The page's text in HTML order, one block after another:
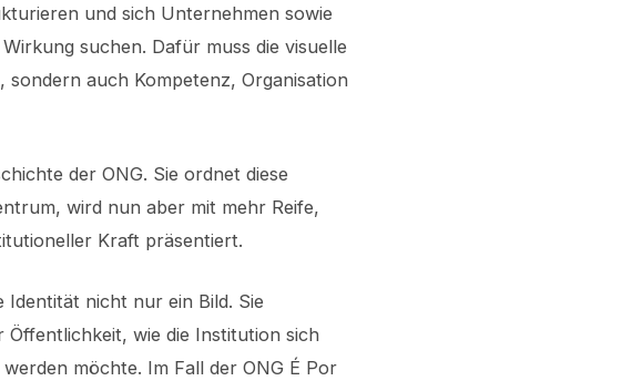
und sich Unternehmen sowie
suchen. Dafür muss die visuelle
auch Kompetenz, Organisation
der ONG. Sie ordnet diese
wird nun aber mit mehr Reife,
Kraft präsentiert.
Identität nicht nur ein Bild. Sie
Öffentlichkeit, wie die Institution sich
möchte. Im Fall der ONG É Por